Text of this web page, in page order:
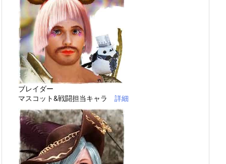
ブレイダー
マスコット&戦闘担当キャラ 詳細